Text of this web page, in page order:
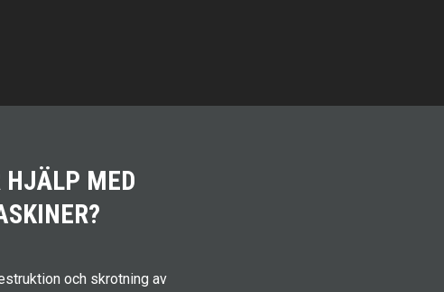
HJÄLP MED
och skrotning av